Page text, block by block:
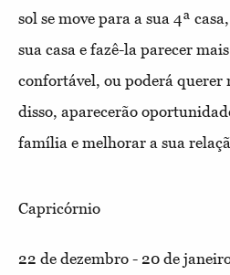
sol se move para a sua 4ª
sua casa e fazê-la parecer
confortável, ou poderá querer
disso, aparecerão
família e melhorar a sua
Capricórnio
22 de dezembro - 20 de